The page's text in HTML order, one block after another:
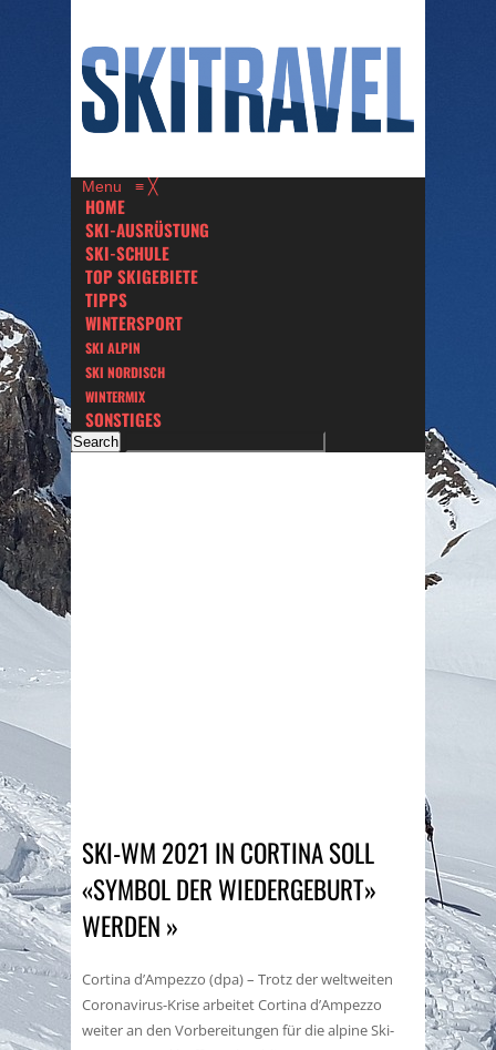
Menu ≡ ╳
HOME
SKI-AUSRÜSTUNG
SKI-SCHULE
TOP SKIGEBIETE
TIPPS
WINTERSPORT
SKI ALPIN
SKI NORDISCH
WINTERMIX
SONSTIGES
SKI-WM 2021 IN CORTINA SOLL
«SYMBOL DER WIEDERGEBURT»
WERDEN »
Cortina d’Ampezzo (dpa) – Trotz der weltweiten
Coronavirus-Krise arbeitet Cortina d’Ampezzo
weiter an den Vorbereitungen für die alpine Ski-